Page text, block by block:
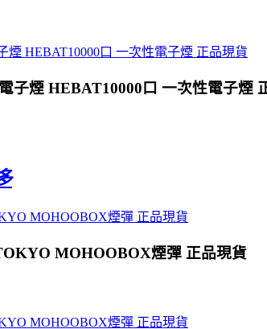
子煙 HEBAT10000口 一次性電子煙
MOHOOBOX煙彈 正品現貨